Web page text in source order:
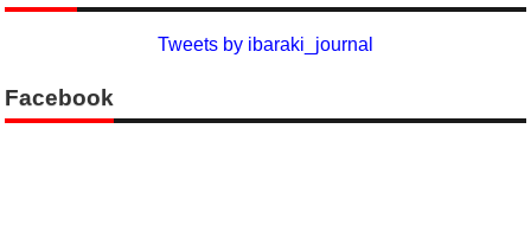
Tweets by ibaraki_journal
Facebook